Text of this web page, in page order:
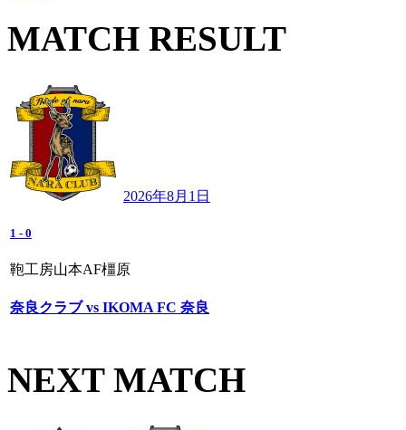
MATCH RESULT
2026年8月1日
1 - 0
鞄工房山本AF橿原
奈良クラブ vs IKOMA FC 奈良
NEXT MATCH